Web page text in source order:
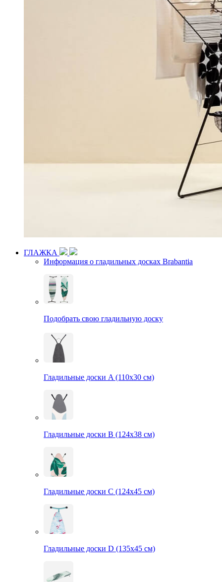
ГЛАЖКА
Информация о гладильных досках Brabantia
Подобрать свою гладильную доску
Гладильные доски A (110х30 см)
Гладильные доски B (124х38 см)
Гладильные доски С (124х45 см)
Гладильные доски D (135х45 см)